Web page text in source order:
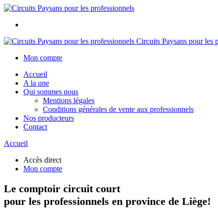
Circuits Paysans pour les
Mon compte
Accueil
A la une
Qui sommes nous
Mentions légales
Conditions générales de vente aux professionnels
Nos producteurs
Contact
Accueil
Accès direct
Mon compte
Le comptoir circuit court
pour les professionnels en province de Liège!